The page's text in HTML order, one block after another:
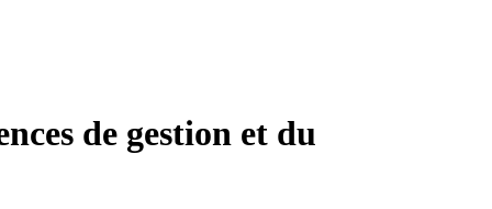
de gestion et du